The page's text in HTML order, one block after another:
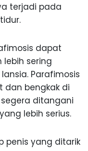
terjadi pada
dapat
lebih sering
Parafimosis
dan bengkak di
segera ditangani
lebih serius.
penis yang ditarik